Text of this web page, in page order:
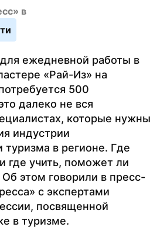
в
ежедневной работы в
«Рай-Из» на
500
далеко не вся
которые нужны
индустрии
туризма в регионе. Где
где учить, поможет ли
этом говорили в пресс-
с экспертами
посвященной
в туризме.